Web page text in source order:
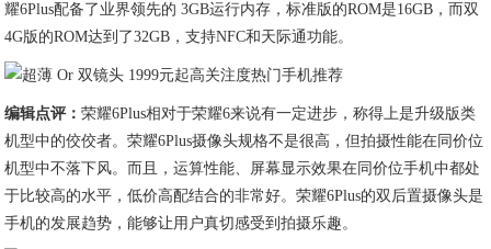
耀6Plus配备了业界领先的 3GB运行内存，标准版的ROM是16GB，而双
4G版的ROM达到了32GB，支持NFC和天际通功能。
编辑点评：荣耀6Plus相对于荣耀6来说有一定进步，称得上是升级版类
机型中的佼佼者。荣耀6Plus摄像头规格不是很高，但拍摄性能在同价位
机型中不落下风。而且，运算性能、屏幕显示效果在同价位手机中都处
于比较高的水平，低价高配结合的非常好。荣耀6Plus的双后置摄像头是
手机的发展趋势，能够让用户真切感受到拍摄乐趣。